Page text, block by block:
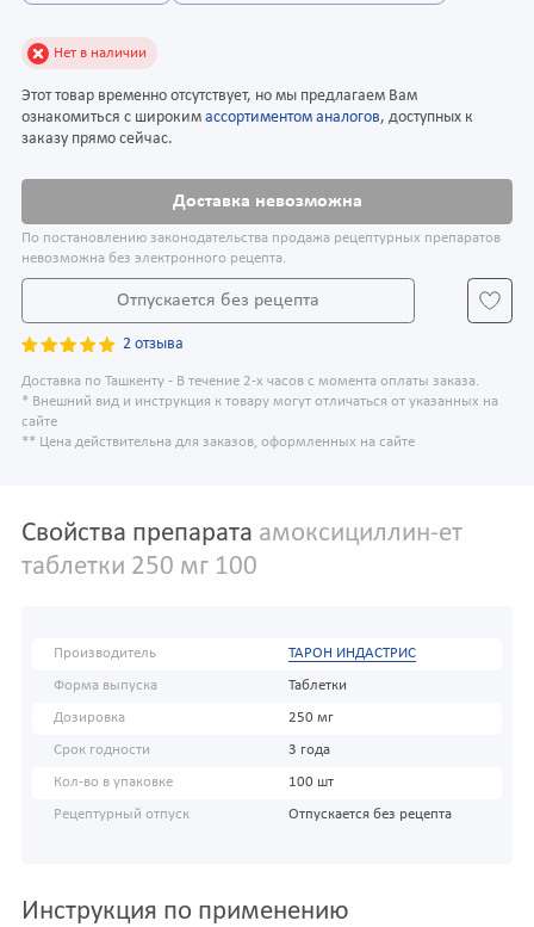
Нет в наличии
Этот товар временно отсутствует, но мы предлагаем Вам
ознакомиться с широким ассортиментом аналогов, доступных к
заказу прямо сейчас.
Доставка невозможна
По постановлению законодательства продажа рецептурных препаратов
невозможна без электронного рецепта.
Отпускается без рецепта
2 отзыва
Доставка по Ташкенту - В течение 2-х часов с момента оплаты заказа.
* Внешний вид и инструкция к товару могут отличаться от указанных на
сайте
** Цена действительна для заказов, оформленных на сайте
Свойства препарата амоксициллин-ет
таблетки 250 мг 100
Производитель ТАРОН ИНДАСТРИС
Форма выпуска Таблетки
Дозировка 250 мг
Срок годности 3 года
Кол-во в упаковке 100 шт
Рецептурный отпуск Отпускается без рецепта
Инструкция по применению